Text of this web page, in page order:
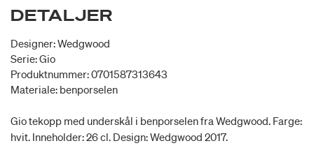
DETALJER
Designer: Wedgwood
Serie: Gio
Produktnummer: 0701587313643
Materiale: benporselen
Gio tekopp med underskål i benporselen fra Wedgwood. Farge:
hvit. Inneholder: 26 cl. Design: Wedgwood 2017.